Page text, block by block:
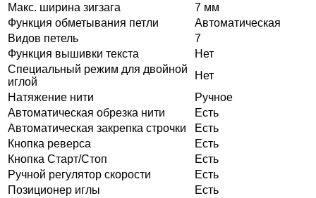
Макс. ширина зигзага
7 мм
Функция обметывания петли
Автоматическая
Видов петель
7
Функция вышивки текста
Нет
Специальный режим для двойной
иглой
Нет
Натяжение нити
Ручное
Автоматическая обрезка нити
Есть
Автоматическая закрепка строчки
Есть
Кнопка реверса
Есть
Кнопка Старт/Стоп
Есть
Ручной регулятор скорости
Есть
Позиционер иглы
Есть